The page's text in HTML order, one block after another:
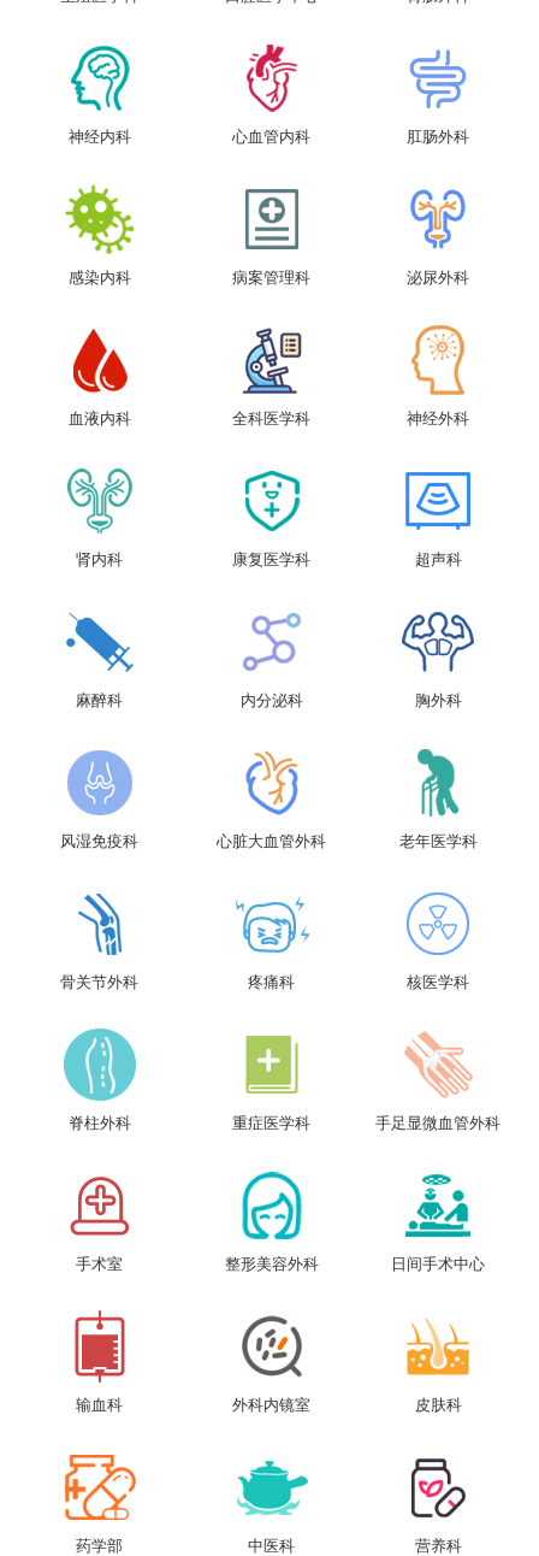
神经内科 心血管内科 肛肠外科
感染内科 病案管理科 泌尿外科
血液内科 全科医学科 神经外科
肾内科 康复医学科 超声科
麻醉科 内分泌科 胸外科
风湿免疫科 心脏大血管外科 老年医学科
骨关节外科 疼痛科 核医学科
脊柱外科 重症医学科 手足显微血管外科
手术室 整形美容外科 日间手术中心
输血科 外科内镜室 皮肤科
药学部 中医科 营养科